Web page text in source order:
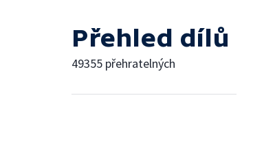
Přehled dílů
49355 přehratelných